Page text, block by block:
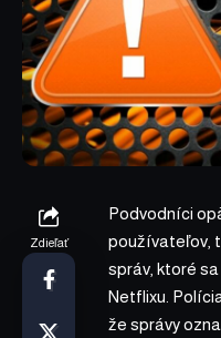
Zdieľať
Podvodníci
používateľov,
správ, ktoré
Netflixu.
že správy